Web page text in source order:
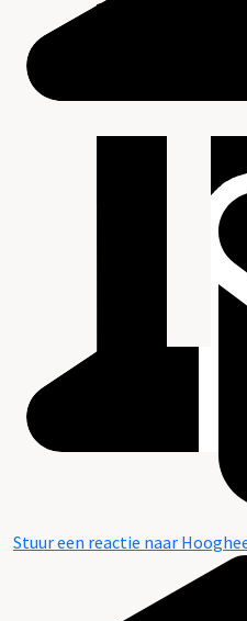
Stuur een reactie naar